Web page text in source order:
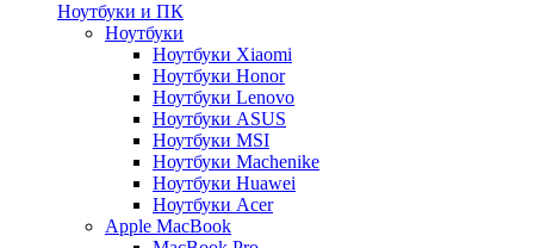
Ноутбуки и ПК
Ноутбуки
Ноутбуки Xiaomi
Ноутбуки Honor
Ноутбуки Lenovo
Ноутбуки ASUS
Ноутбуки MSI
Ноутбуки Machenike
Ноутбуки Huawei
Ноутбуки Acer
Apple MacBook